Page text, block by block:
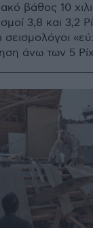
βάθος 10
3,8 και 3,2
άνω των 5